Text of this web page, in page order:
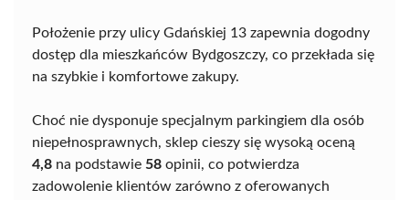
Położenie przy ulicy Gdańskiej 13 zapewnia dogodny
dostęp dla mieszkańców Bydgoszczy, co przekłada się
na szybkie i komfortowe zakupy.
Choć nie dysponuje specjalnym parkingiem dla osób
niepełnosprawnych, sklep cieszy się wysoką oceną
4,8 na podstawie 58 opinii, co potwierdza
zadowolenie klientów zarówno z oferowanych